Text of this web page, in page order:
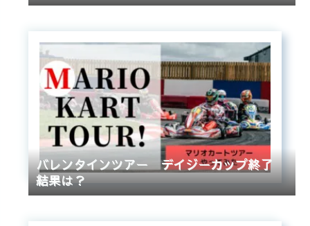
バレンタインツアー デイジーカップ終了
結果は？